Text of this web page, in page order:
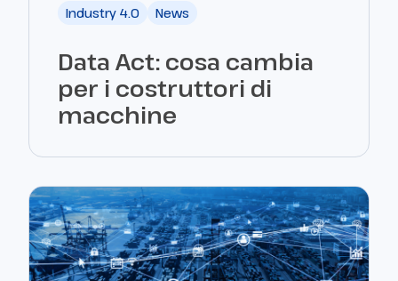
Industry 4.0 News
Data Act: cosa cambia
per i costruttori di
macchine